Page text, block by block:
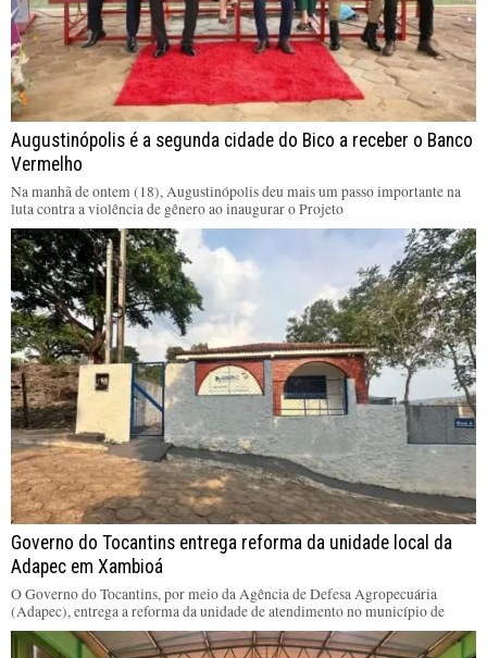
Augustinópolis é a segunda cidade do Bico a receber o Banco
Vermelho
Na manhã de ontem (18), Augustinópolis deu mais um passo importante na
luta contra a violência de gênero ao inaugurar o Projeto
Governo do Tocantins entrega reforma da unidade local da
Adapec em Xambioá
O Governo do Tocantins, por meio da Agência de Defesa Agropecuária
(Adapec), entrega a reforma da unidade de atendimento no município de